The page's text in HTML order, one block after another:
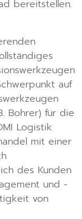
bereitstellen.
auf
Bohrer) für die
Logistik
mit einer
des Kunden
und -
von